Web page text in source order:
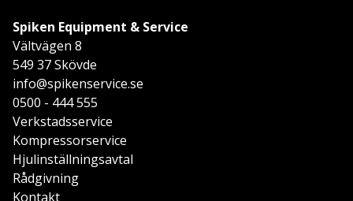
Spiken Equipment & Service
Vältvägen 8
549 37 Skövde
info@spikenservice.se
0500 - 444 555
Verkstadsservice
Kompressorservice
Hjulinställningsavtal
Rådgivning
Kontakt